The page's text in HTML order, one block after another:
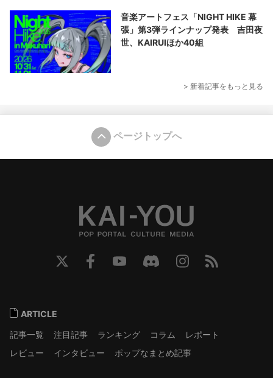
音楽アートフェス「NIGHT HIKE 幕
張」第3弾ラインナップ発表 吉田夜
世、KAIRUIほか40組
> 新着記事をもっと見る
ページトップへ
ARTICLE
記事一覧
注目記事 ランキング コラム
レポート
レビュー
インタビュー ポップなまとめ記事